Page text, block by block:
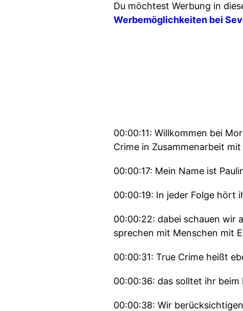
Du möchtest Werbung in
Werbemöglichkeiten bei
00:00:11: Willkommen bei
Crime in Zusammenarbeit
00:00:17: Mein Name ist
00:00:19: In jeder Folge hört
00:00:22: dabei schauen wir
sprechen mit Menschen mit
00:00:31: True Crime heißt
00:00:36: das solltet ihr
00:00:38: Wir